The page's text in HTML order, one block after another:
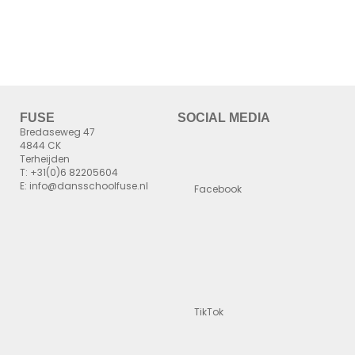
FUSE
Bredaseweg 47
4844 CK
Terheijden
T: +31(0)6 82205604
E: info@dansschoolfuse.nl
SOCIAL MEDIA
Facebook
TikTok